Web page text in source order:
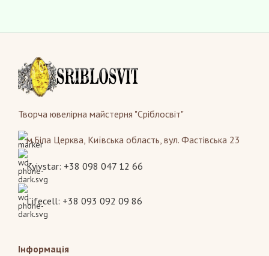
Творча ювелірна майстерня "Сріблосвіт"
м.Біла Церква, Київська область, вул. Фастівська 23
Kyivstar: +38 098 047 12 66
Lifecell: +38 093 092 09 86
Інформація